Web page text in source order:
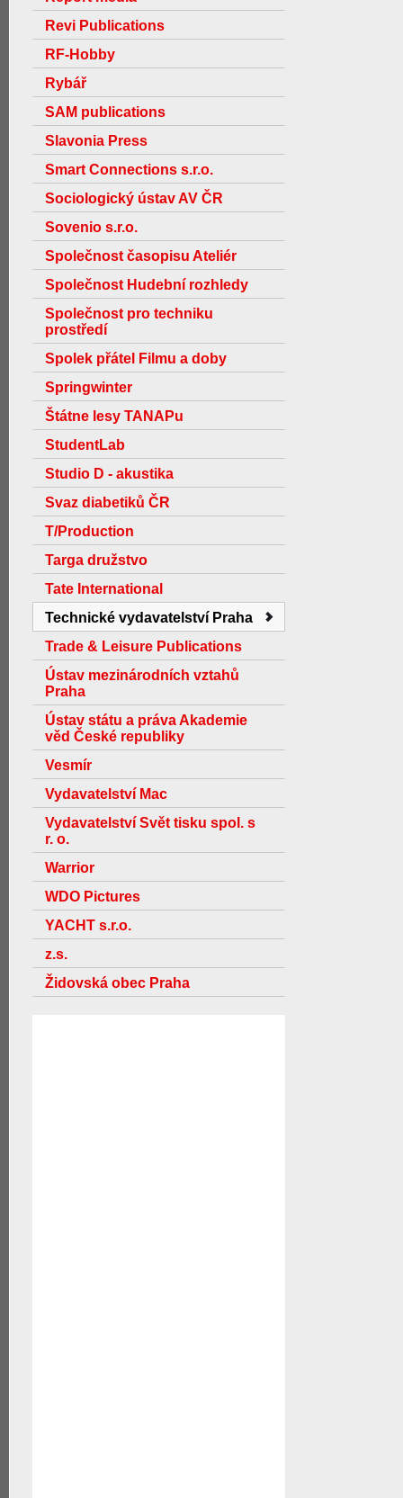
Revi Publications
RF-Hobby
Rybář
SAM publications
Slavonia Press
Smart Connections s.r.o.
Sociologický ústav AV ČR
Sovenio s.r.o.
Společnost časopisu Ateliér
Společnost Hudební rozhledy
Společnost pro techniku
prostředí
Spolek přátel Filmu a doby
Springwinter
Štátne lesy TANAPu
StudentLab
Studio D - akustika
Svaz diabetiků ČR
T/Production
Targa družstvo
Tate International
Technické vydavatelství Praha
Trade & Leisure Publications
Ústav mezinárodních vztahů
Praha
Ústav státu a práva Akademie
věd České republiky
Vesmír
Vydavatelství Mac
Vydavatelství Svět tisku spol. s
r. o.
Warrior
WDO Pictures
YACHT s.r.o.
z.s.
Židovská obec Praha